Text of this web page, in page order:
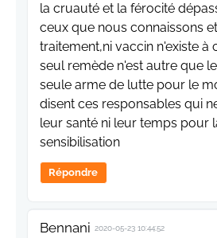
la cruauté et la férocité
ceux que nous connaissons
traitement,ni vaccin n'existe à
seul remède n'est autre que
seule arme de lutte pour le
disent ces responsables qui
leur santé ni leur temps pour
sensibilisation
Répondre
Bennani 2020-05-23 10:44:52